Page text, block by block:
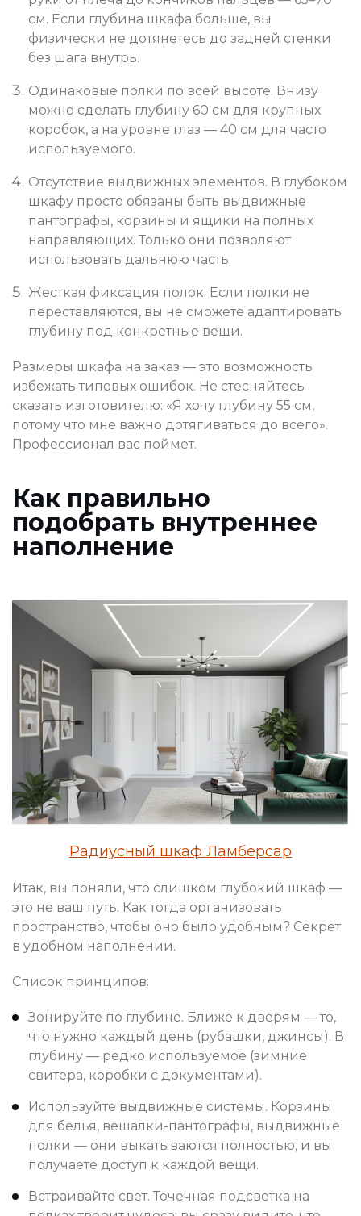
см. Если глубина шкафа больше, вы
физически не дотянетесь до задней стенки
без шага внутрь.
Одинаковые полки по всей высоте. Внизу
можно сделать глубину 60 см для крупных
коробок, а на уровне глаз — 40 см для часто
используемого.
Отсутствие выдвижных элементов. В глубоком
шкафу просто обязаны быть выдвижные
пантографы, корзины и ящики на полных
направляющих. Только они позволяют
использовать дальнюю часть.
Жесткая фиксация полок. Если полки не
переставляются, вы не сможете адаптировать
глубину под конкретные вещи.
Размеры шкафа на заказ — это возможность
избежать типовых ошибок. Не стесняйтесь
сказать изготовителю: «Я хочу глубину 55 см,
потому что мне важно дотягиваться до всего».
Профессионал вас поймет.
Как правильно
подобрать внутреннее
наполнение
Радиусный шкаф Ламберсар
Итак, вы поняли, что слишком глубокий шкаф —
это не ваш путь. Как тогда организовать
пространство, чтобы оно было удобным? Секрет
в удобном наполнении.
Список принципов:
Зонируйте по глубине. Ближе к дверям — то,
что нужно каждый день (рубашки, джинсы). В
глубину — редко используемое (зимние
свитера, коробки с документами).
Используйте выдвижные системы. Корзины
для белья, вешалки-пантографы, выдвижные
полки — они выкатываются полностью, и вы
получаете доступ к каждой вещи.
Встраивайте свет. Точечная подсветка на